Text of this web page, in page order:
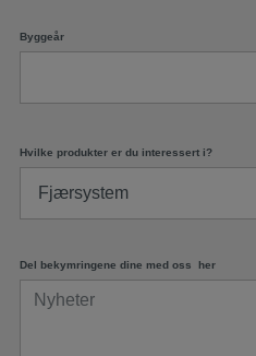
Byggeår
Hvilke produkter er du interessert i?
Del bekymringene dine med oss ​ ​her